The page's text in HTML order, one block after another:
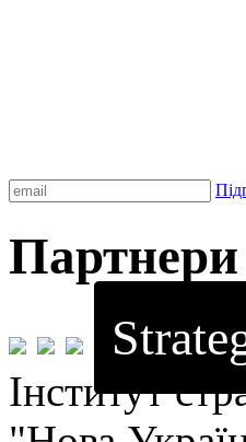
Партнери
Інститут